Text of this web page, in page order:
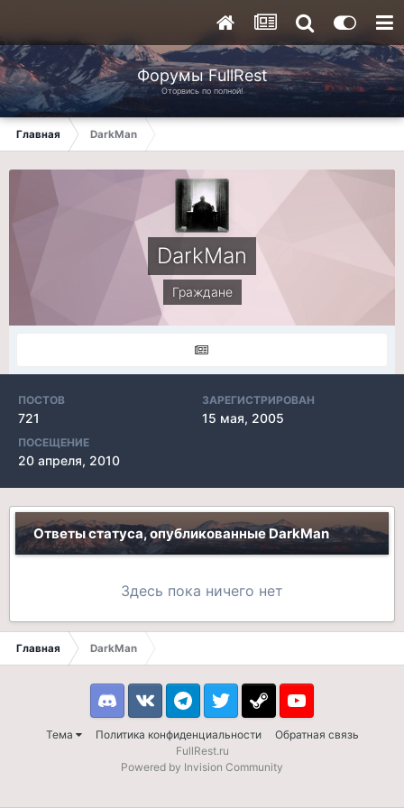
Форумы FullRest
Оторвись по полной!
Главная DarkMan
DarkMan
Граждане
ПОСТОВ
721
ЗАРЕГИСТРИРОВАН
15 мая, 2005
ПОСЕЩЕНИЕ
20 апреля, 2010
Ответы статуса, опубликованные DarkMan
Здесь пока ничего нет
Главная DarkMan
Тема Политика конфиденциальности Обратная связь
DiscordVK TelegramTwitter Steam Youtube
FullRest.ru
Powered by Invision Community